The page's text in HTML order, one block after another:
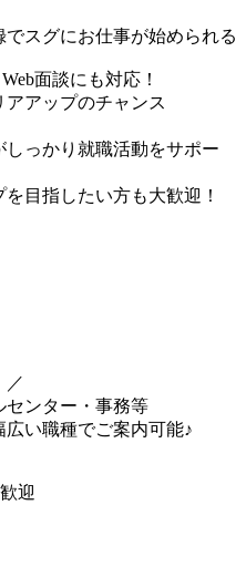
スグにお仕事が始められる
面談にも対応！
アップのチャンス
っかり就職活動をサポー
目指したい方も大歓迎！
／
センター・事務等
い職種でご案内可能♪
迎